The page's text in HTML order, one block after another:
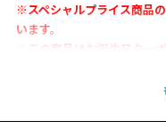
※スペシャルプライス商品
います。
※この商品はお誕生日クー
実用性に優れたデザインに